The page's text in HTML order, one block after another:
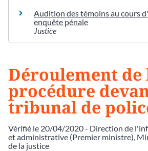
Audition des témoins au cours
enquête pénale
Justice
Déroulement de
procédure
tribunal de
Vérifié le 20/04/2020 - Direction de
et administrative (Premier ministre),
de la justice